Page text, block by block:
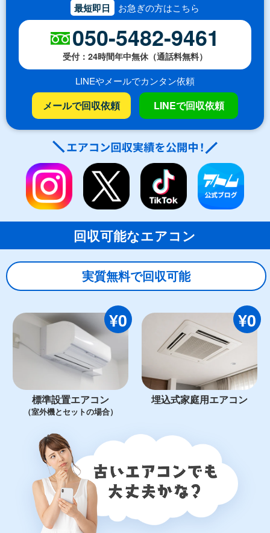
最短即日 お急ぎの方はこちら
050-5482-9461
受付：24時間年中無休（通話料無料）
LINEやメールでカンタン依頼
メールで回収依頼 LINEで回収依頼
回収可能なエアコン
実質無料で回収可能
¥0
標準設置エアコン
（室外機とセットの場合）
¥0
埋込式家庭用エアコン